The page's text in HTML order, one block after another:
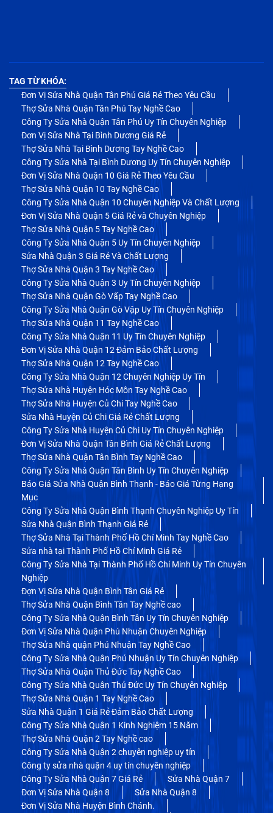
TAG TỪ KHÓA:
Đơn Vị Sửa Nhà Quận Tân Phú Giá Rẻ Theo Yêu Cầu
Thợ Sửa Nhà Quận Tân Phú Tay Nghề Cao
Công Ty Sửa Nhà Quận Tân Phú Uy Tín Chuyên Nghiệp
Đơn Vị Sửa Nhà Tại Bình Dương Giá Rẻ
Thợ Sửa Nhà Tại Bình Dương Tay Nghề Cao
Công Ty Sửa Nhà Tại Bình Dương Uy Tín Chuyên Nghiệp
Đơn Vị Sửa Nhà Quận 10 Giá Rẻ Theo Yêu Cầu
Thợ Sửa Nhà Quận 10 Tay Nghề Cao
Công Ty Sửa Nhà Quận 10 Chuyên Nghiệp Và Chất Lượng
Đơn Vị Sửa Nhà Quận 5 Giá Rẻ và Chuyên Nghiệp
Thợ Sửa Nhà Quận 5 Tay Nghề Cao
Công Ty Sửa Nhà Quận 5 Uy Tín Chuyên Nghiệp
Sửa Nhà Quận 3 Giá Rẻ Và Chất Lượng
Thợ Sửa Nhà Quận 3 Tay Nghề Cao
Công Ty Sửa Nhà Quận 3 Uy Tín Chuyên Nghiệp
Thợ Sửa Nhà Quận Gò Vấp Tay Nghề Cao
Công Ty Sửa Nhà Quận Gò Vập Uy Tín Chuyên Nghiệp
Thợ Sửa Nhà Quận 11 Tay Nghề Cao
Công Ty Sửa Nhà Quận 11 Uy Tín Chuyên Nghiệp
Đơn Vị Sửa Nhà Quận 12 Đảm Bảo Chất Lượng
Thợ Sửa Nhà Quận 12 Tay Nghề Cao
Công Ty Sửa Nhà Quận 12 Chuyên Nghiệp Uy Tín
Thợ Sửa Nhà Huyện Hóc Môn Tay Nghề Cao
Thợ Sửa Nhà Huyện Củ Chi Tay Nghề Cao
Sửa Nhà Huyện Củ Chi Giá Rẻ Chất Lượng
Công Ty Sửa Nhà Huyện Củ Chi Uy Tín Chuyên Nghiệp
Đơn Vị Sửa Nhà Quận Tân Bình Giá Rẻ Chất Lượng
Thợ Sửa Nhà Quận Tân Bình Tay Nghề Cao
Công Ty Sửa Nhà Quận Tân Bình Uy Tín Chuyên Nghiệp
Báo Giá Sửa Nhà Quận Bình Thạnh - Báo Giá Từng Hạng
Mục
Công Ty Sửa Nhà Quận Bình Thạnh Chuyên Nghiệp Uy Tín
Sửa Nhà Quận Bình Thạnh Giá Rẻ
Thợ Sửa Nhà Tại Thành Phố Hồ Chí Minh Tay Nghề Cao
Sửa nhà tại Thành Phố Hồ Chí Minh Giá Rẻ
Công Ty Sửa Nhà Tại Thành Phố Hồ Chí Minh Uy Tín Chuyên
Nghiệp
Đợn Vị Sửa Nhà Quận Bình Tân Giá Rẻ
Thợ Sửa Nhà Quận Bình Tân Tay Nghề cao
Công Ty Sửa Nhà Quận Bình Tân Uy Tín Chuyên Nghiệp
Đơn Vị Sửa Nhà Quận Phú Nhuận Chuyên Nghiệp
Thợ Sửa Nhà quận Phú Nhuận Tay Nghề Cao
Công Ty Sửa Nhà Quận Phú Nhuận Uy Tín Chuyên Nghiệp
Thợ Sửa Nhà Quận Thủ Đức Tay Nghề Cao
Công Ty Sửa Nhà Quận Thủ Đức Uy Tín Chuyên Nghiệp
Thợ Sửa Nhà Quận 1 Tay Nghề Cao
Sửa Nhà Quận 1 Giá Rẻ Đảm Bảo Chất Lượng
Công Ty Sửa Nhà Quận 1 Kinh Nghiệm 15 Năm
Thợ Sửa Nhà Quận 2 Tay Nghề cao
Công Ty Sửa Nhà Quận 2 chuyên nghiệp uy tín
Công ty sửa nhà quận 4 uy tín chuyên nghiệp
Công Ty Sửa Nhà Quận 7 Giá Rẻ
Sửa Nhà Quận 7
Đơn Vị Sửa Nhà Quận 8
Sửa Nhà Quận 8
Đơn Vị Sửa Nhà Huyện Bình Chánh.